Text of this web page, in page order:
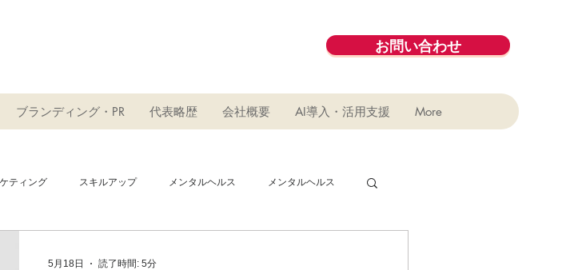
お問い合わせ
ブランディング・PR 代表略歴 会社概要 AI導入・活用支援 More
ティング スキルアップ メンタルヘルス メンタルヘルス
5月18日 読了時間: 5分